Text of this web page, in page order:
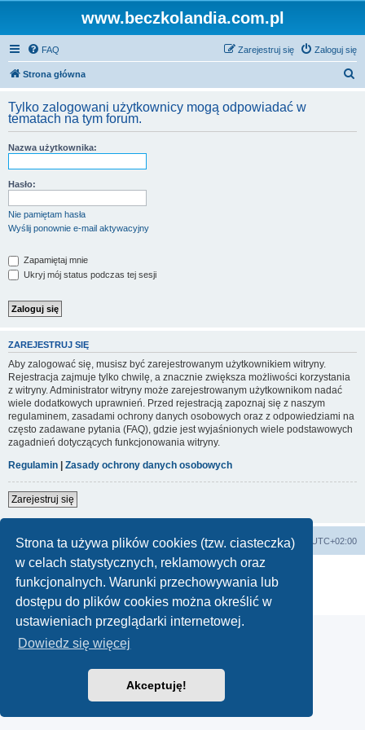
Strona ta używa plików cookies (tzw. ciasteczka)
w celach statystycznych, reklamowych oraz
funkcjonalnych. Warunki przechowywania lub
dostępu do plików cookies można określić w
ustawieniach przeglądarki internetowej.
Dowiedz się więcej
Akceptuję!
www.beczkolandia.com.pl
FAQ Zaloguj się
Zarejestruj się
Strona główna
k
Tylko zalogowani użytkownicy mogą odpowiadać w
tematach na tym forum.
Nazwa użytkownika:
Hasło:
Nie pamiętam hasła
Wyślij ponownie e-mail aktywacyjny
Zapamiętaj mnie
Ukryj mój status podczas tej sesji
ZAREJESTRUJ SIĘ
Aby zalogować się, musisz być zarejestrowanym użytkownikiem witryny.
Rejestracja zajmuje tylko chwilę, a znacznie zwiększa możliwości korzystania
z witryny. Administrator witryny może zarejestrowanym użytkownikom nadać
wiele dodatkowych uprawnień. Przed rejestracją zapoznaj się z naszym
regulaminem, zasadami ochrony danych osobowych oraz z odpowiedziami na
często zadawane pytania (FAQ), gdzie jest wyjaśnionych wiele podstawowych
zagadnień dotyczących funkcjonowania witryny.
Regulamin | Zasady ochrony danych osobowych
Zarejestruj się
Strona główna Strefa czasowa UTC+02:00
Technologię dostarczaphpBB® Forum Software © phpBB Limited
Polski pakiet językowy dostarczaphpBB.pl
Zasady ochrony danych osobowych|Regulamin